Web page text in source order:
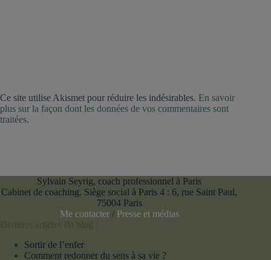
Ce site utilise Akismet pour réduire les indésirables. En savoir
plus sur la façon dont les données de vos commentaires sont
traitées.
Sylvain Seyrig, coach professionnel à Paris
Cabinet de coaching. Siège social à Paris 4 : 6, rue Saint Paul,
75004 Paris
Me contacter/ Presse et médias
Derniers articles du blog :
Sortir de l’enfer
Comment redonner du sens à sa vie ?